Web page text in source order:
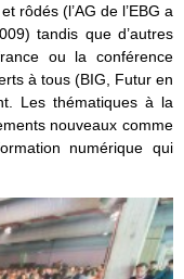
rôdés (l’AG de l’EBG a
tandis que d’autres
ou la conférence
à tous (BIG, Futur en
Les thématiques à la
nouveaux comme
numérique qui